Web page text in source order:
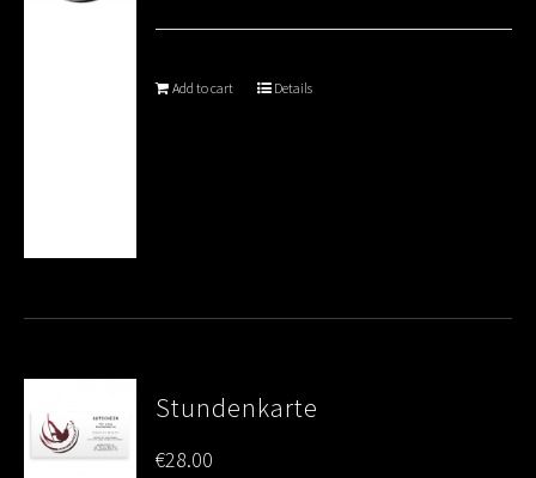
Add to cart Details
Stundenkarte
€28.00